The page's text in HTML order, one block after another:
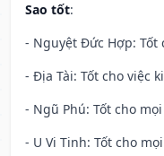
Sao tốt:
- Nguyệt Đức Hợp: Tốt
- Địa Tài: Tốt cho việc
- Ngũ Phú: Tốt cho
- U Vi Tinh: Tốt cho